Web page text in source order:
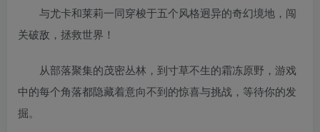
与尤卡和莱莉一同穿梭于五个风格迥异的奇幻境地，闯
关破敌，拯救世界！
从部落聚集的茂密丛林，到寸草不生的霜冻原野，游戏
中的每个角落都隐藏着意向不到的惊喜与挑战，等待你的发
掘。